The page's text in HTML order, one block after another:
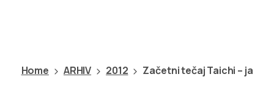
Home ARHIV 2012 Začetni tečaj Taichi – ja